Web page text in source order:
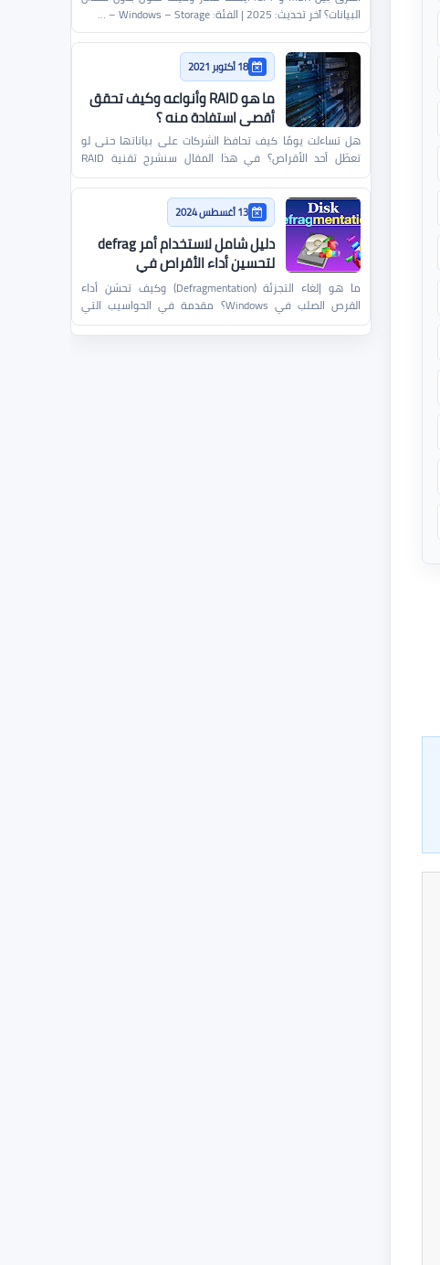
البيانات؟ آخر تحديث: 2025 | الفئة: Windows – Storage – …
18 أكتوبر 2021
ما هو RAID وأنواعه وكيف تحقق
أقصى استفادة منه ؟
هل تساءلت يومًا كيف تحافظ الشركات على بياناتها حتى لو
تعطّل أحد الأقراص؟ في هذا المقال سنشرح تقنية RAID
ببساطة ون…
13 أغسطس 2024
دليل شامل لاستخدام أمر defrag
لتحسين أداء الأقراص في
Windows
ما هو إلغاء التجزئة (Defragmentation) وكيف تحسّن أداء
القرص الصلب في Windows؟ مقدمة في الحواسيب التي
تعمل بنظام…